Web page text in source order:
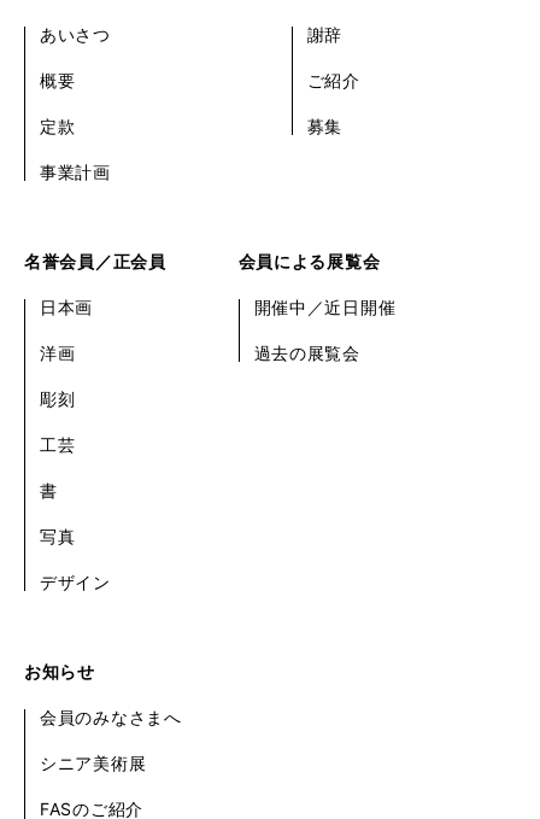
あいさつ
概要
定款
事業計画
謝辞
ご紹介
募集
名誉会員／正会員
日本画
洋画
彫刻
工芸
書
写真
デザイン
会員による展覧会
開催中／近日開催
過去の展覧会
お知らせ
会員のみなさまへ
シニア美術展
FASのご紹介